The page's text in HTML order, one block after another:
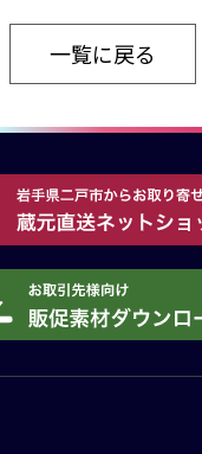
一覧に戻る